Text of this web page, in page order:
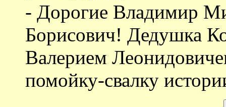
- Дорогие Владимир
Борисович! Дедушка
Валерием
помойку-свалку